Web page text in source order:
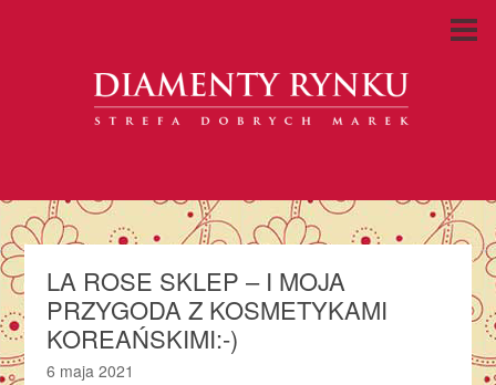
LA ROSE SKLEP – I MOJA
PRZYGODA Z KOSMETYKAMI
KOREAŃSKIMI:-)
6 maja 2021